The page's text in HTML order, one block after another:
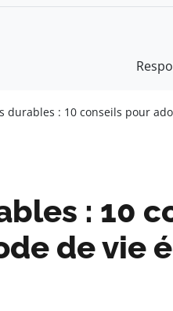
durables : 10 conseils pour
: 10
de vie